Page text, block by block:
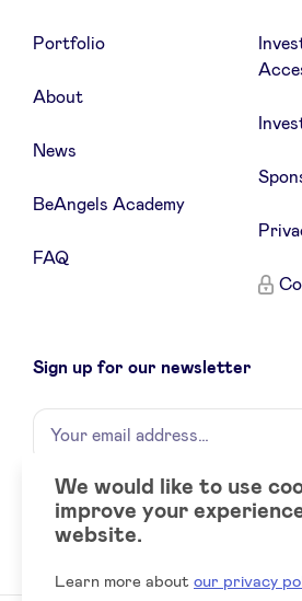
Portfolio
About
News
BeAngels Academy
FAQ
Sign up for our newsletter
Name
Your
email
Social
accounts
LinkedIn
We would like to use
improve your
website.
Learn more about our privacy